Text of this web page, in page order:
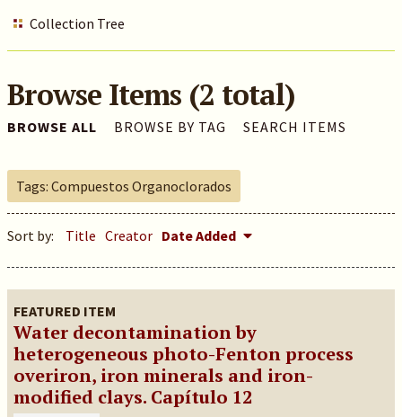
Collection Tree
Browse Items (2 total)
BROWSE ALL BROWSE BY TAG SEARCH ITEMS
Tags: Compuestos Organoclorados
Sort by: Title Creator Date Added
FEATURED ITEM
Water decontamination by
heterogeneous photo-Fenton process
overiron, iron minerals and iron-
modified clays. Capítulo 12